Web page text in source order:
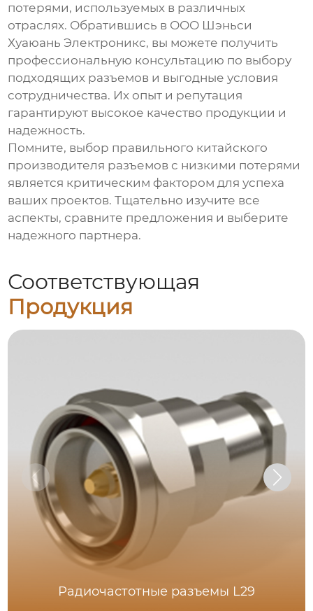
потерями, используемых в различных
отраслях. Обратившись в ООО Шэньси
Хуаюань Электроникс, вы можете получить
профессиональную консультацию по выбору
подходящих разъемов и выгодные условия
сотрудничества. Их опыт и репутация
гарантируют высокое качество продукции и
надежность.
Помните, выбор правильного китайского
производителя разъемов с низкими потерями
является критическим фактором для успеха
ваших проектов. Тщательно изучите все
аспекты, сравните предложения и выберите
надежного партнера.
Соответствующая
Продукция
Радиочастотные разъемы L29